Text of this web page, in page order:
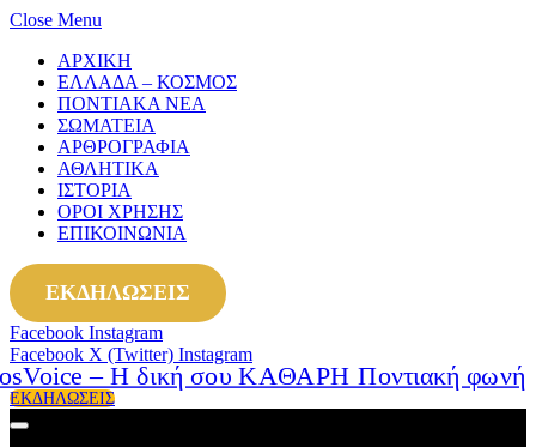
Close Menu
ΑΡΧΙΚΗ
ΕΛΛΑΔΑ – ΚΟΣΜΟΣ
ΠΟΝΤΙΑΚΑ ΝΕΑ
ΣΩΜΑΤΕΙΑ
ΑΡΘΡΟΓΡΑΦΙΑ
ΑΘΛΗΤΙΚΑ
ΙΣΤΟΡΙΑ
ΟΡΟΙ ΧΡΗΣΗΣ
ΕΠΙΚΟΙΝΩΝΙΑ
ΕΚΔΗΛΩΣΕΙΣ
Facebook Instagram
Facebook X (Twitter) Instagram
ΕΚΔΗΛΩΣΕΙΣ